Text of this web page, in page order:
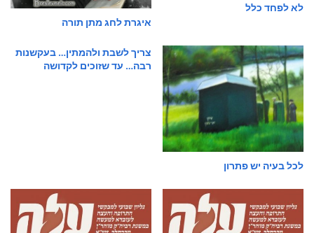
לא לפחד כלל
איגרת לחג מתן תורה
לכל בעיה יש פתרון
צריך לשבת ולהמתין… בעקשנות
רבה… עד שזוכים לקדושה